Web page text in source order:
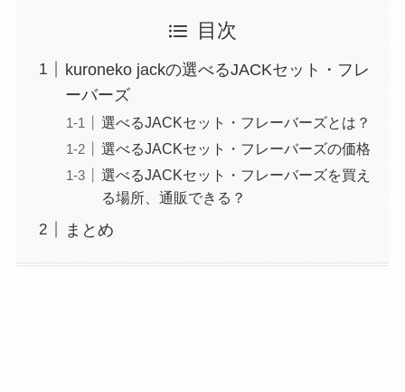
目次
kuroneko jackの選べるJACKセット・フレ
ーバーズ
選べるJACKセット・フレーバーズとは？
選べるJACKセット・フレーバーズの価格
選べるJACKセット・フレーバーズを買え
る場所、通販できる？
まとめ